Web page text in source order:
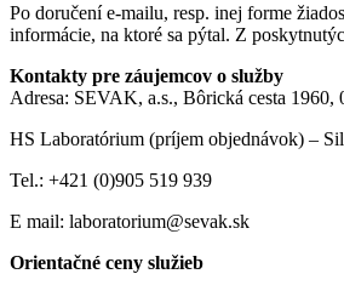
Po doručení e-mailu, resp. inej forme
informácie, na ktoré sa pýtal. Z
Kontakty pre záujemcov o služby
Adresa: SEVAK, a.s., Bôrická cesta 1960,
HS Laboratórium (príjem objednávok) –
Tel.: +421 (0)905 519 939
E mail: laboratorium@sevak.sk
Orientačné ceny služieb